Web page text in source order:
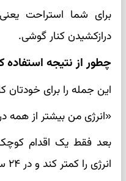
برای شما استراحت
درازکشیدن کنار گوشی.
چطور از نتیجه استفاده
این جمله را برای خودتان
«انرژی من بیشتر از همه
بعد فقط یک اقدام
انرژی را کمتر کند و در ۲۴ ساعت آینده انجامش بدهید.